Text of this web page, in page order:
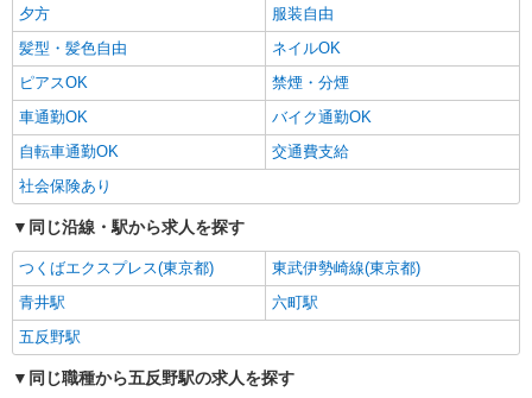
未経験OK♪カンタン事務ワーク
時給1600円〜1800円（22:00〜翌5:00の深夜手
当で時給UP） ※給与幅は経験・能力による
東京都足立区
詳細を見る
株式会社フルキャスト東京支社/EA0401G-5E
仕分け シール貼り 倉庫内軽作業 オフィスワー
ク イベントスタッフ等
時給1600円〜1800円（22:00〜翌5:00の深夜手
東京都足立区
夕方
服装自由
髪型・髪色自由
ネイルOK
ピアスOK
禁煙・分煙
車通勤OK
バイク通勤OK
自転車通勤OK
交通費支給
社会保険あり
同じ沿線・駅から求人を探す
つくばエクスプレス(東京都)
東武伊勢崎線(東京都)
青井駅
六町駅
五反野駅
同じ職種から五反野駅の求人を探す